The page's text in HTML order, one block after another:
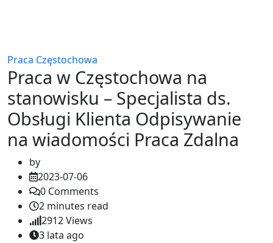
Praca Częstochowa
Praca w Częstochowa na
stanowisku – Specjalista ds.
Obsługi Klienta Odpisywanie
na wiadomości Praca Zdalna
by
2023-07-06
0 Comments
2 minutes read
2912Views
3 lata ago